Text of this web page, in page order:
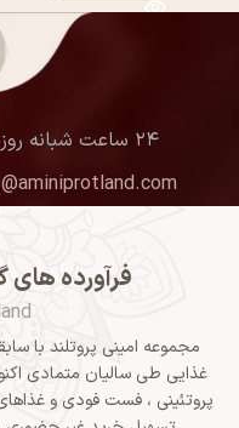
۲۴ ساعت شبانه روز و ۷ روز هفته همراه شماییم
فرآورده های
مجموعه امینی پروتلند با
غذایی طی سالیان متمادی
پروتئینی ، فست فودی و